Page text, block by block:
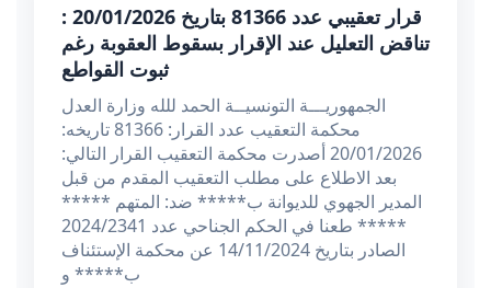
قرار تعقيبي عدد 81366 بتاريخ 20/01/2026 :
تناقض التعليل عند الإقرار بسقوط العقوبة رغم
ثبوت القواطع
الجمهوريـــة التونسيــة الحمد للله وزارة العدل
محكمة التعقيب عدد القرار: 81366 تاريخه:
20/01/2026 أصدرت محكمة التعقيب القرار التالي:
بعد الاطلاع على مطلب التعقيب المقدم من قبل
المدير الجهوي للديوانة ب***** ضد: المتهم *****
***** طعنا في الحكم الجناحي عدد 2024/2341
الصادر بتاريخ 14/11/2024 عن محكمة الإستئناف
ب***** و